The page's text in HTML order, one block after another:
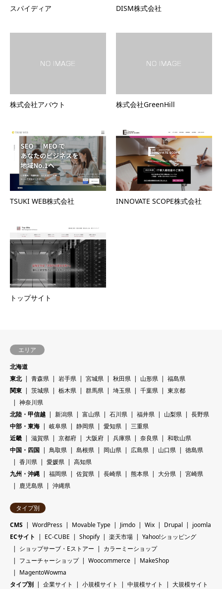
スパイディア DISM株式会社
株式会社アバウト 株式会社GreenHill
TSUKI WEB株式会社 INNOVATE SCOPE株式会社
トップサイト
エリア
北海道
東北
青森県 岩手県 宮城県 秋田県 山形県
福島県
関東
茨城県 栃木県 群馬県 埼玉県 千葉県
東京都
神奈川県
北陸・甲信越
新潟県 富山県 石川県 福井県 山梨県
長野県
中部・東海
岐阜県 静岡県 愛知県
三重県
近畿
滋賀県 京都府 大阪府 兵庫県 奈良県
和歌山県
中国・四国
鳥取県 島根県 岡山県 広島県 山口県
徳島県
香川県
愛媛県
高知県
九州・沖縄
福岡県 佐賀県 長崎県 熊本県 大分県
宮崎県
鹿児島県
沖縄県
タイプ別
CMS
WordPress Movable Type Jimdo Wix Drupal
joomla
ECサイト
EC-CUBE Shopify 楽天市場
Yahoo!ショッピング
ショップサーブ・Eストアー
カラーミーショップ
フューチャーショップ
Woocommerce
MakeShop
MagentoWowma
タイプ別
企業サイト 小規模サイト 中規模サイト 大規模サイト